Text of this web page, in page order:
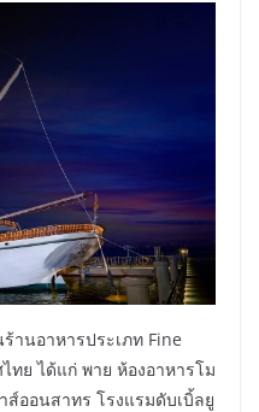
านอาหารประเภท Fine
ทย ได้แก่ พาย ห้องอาหารโม
ส์ออนสาทร โรงแรมดับเบิ้ลยู